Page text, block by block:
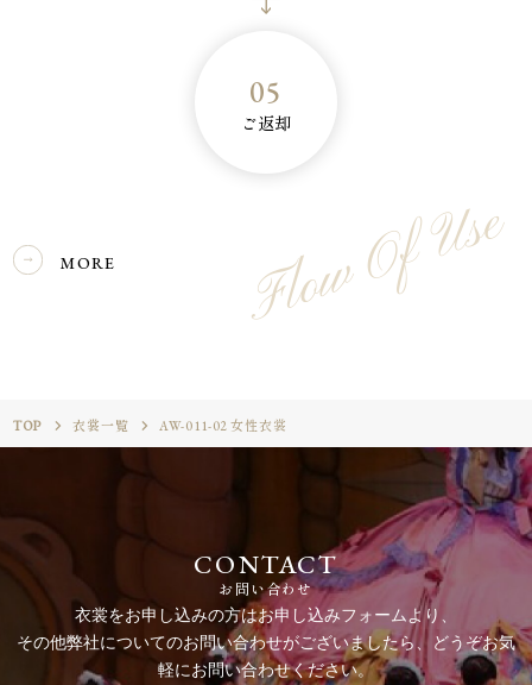
05
ご返却
MORE Flow Of Use
TOP 衣裳一覧 AW-011-02 女性衣裳
CONTACT
お問い合わせ
衣裳をお申し込みの方はお申し込みフォームより、
その他弊社についてのお問い合わせがございましたら、どうぞお気
軽にお問い合わせください。